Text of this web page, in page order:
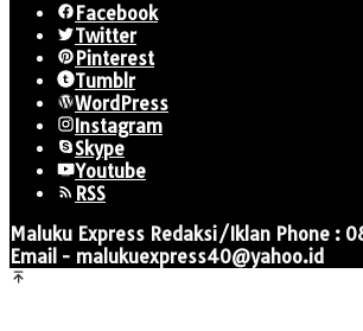
Facebook
Twitter
Pinterest
Tumblr
WordPress
Instagram
Skype
Youtube
RSS
Maluku Express Redaksi/Iklan Phone :
Email - malukuexpress40@yahoo.id